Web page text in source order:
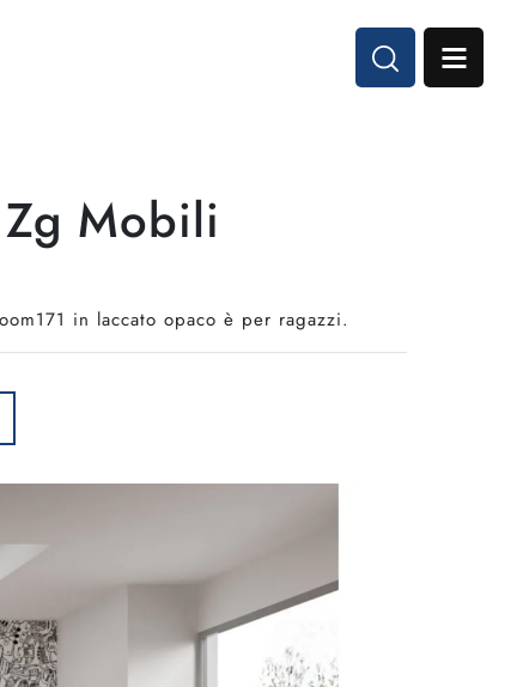
Mobili
in laccato opaco è per ragazzi.